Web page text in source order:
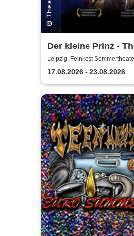
Der kleine Prinz -
Herzen
Leipzig, Feinkost
17.08.2026 - 23.08.2026